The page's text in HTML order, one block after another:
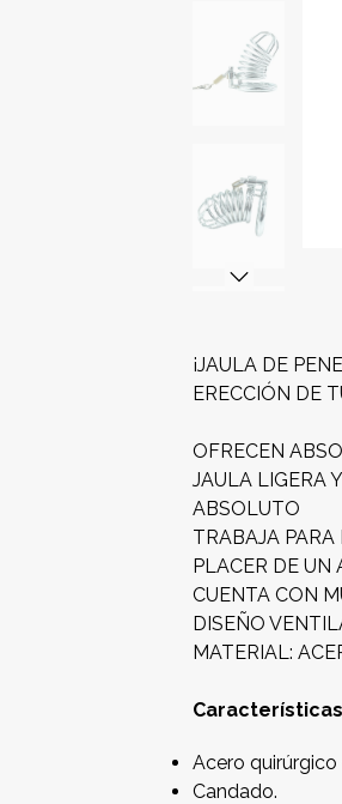
¡JAULA DE
ERECCIÓN DE
OFRECEN
JAULA LIGERA
ABSOLUTO
TRABAJA
PLACER DE UN
CUENTA CON
DISEÑO
MATERIAL:
Acero
Candado.